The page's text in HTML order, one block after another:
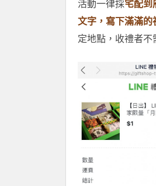
活動一律採宅配到
文字，寫下滿滿的
定地點，收禮者不